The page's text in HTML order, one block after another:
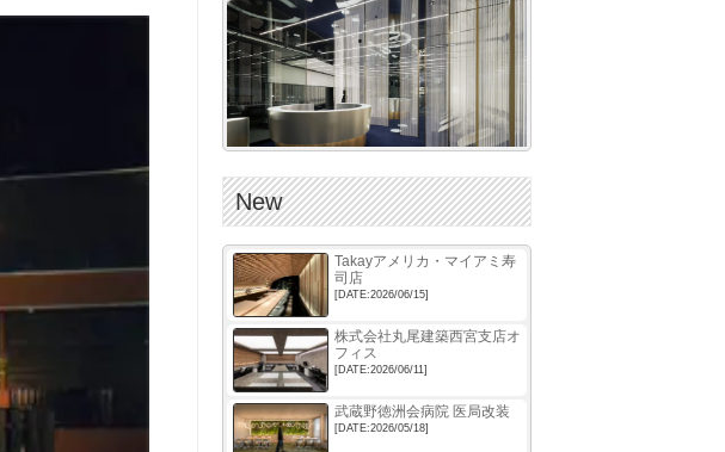
New
Takayアメリカ・マイアミ寿
司店
[DATE:2026/06/15]
株式会社丸尾建築西宮支店オ
フィス
[DATE:2026/06/11]
武蔵野徳洲会病院 医局改装
[DATE:2026/05/18]